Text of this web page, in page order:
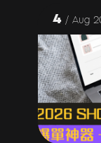
付享 3期
再享立減折
4 / Aug